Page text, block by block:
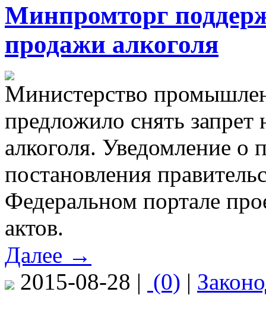
Минпромторг
продажи алкоголя
Министерство
предложило снять
алкоголя. Уведомление о
постановления
Федеральном портале
актов.
Далее →
2015-08-28 | (0) |